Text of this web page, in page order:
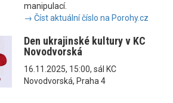
manipulací.
→ Číst aktuální číslo na Porohy.cz
Den ukrajinské kultury v KC
Novodvorská
16.11.2025, 15:00, sál KC
Novodvorská, Praha 4